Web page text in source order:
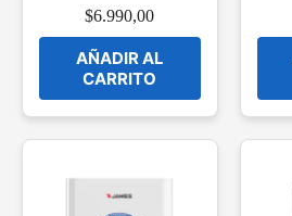
$6.990,00
AÑADIR AL
CARRITO